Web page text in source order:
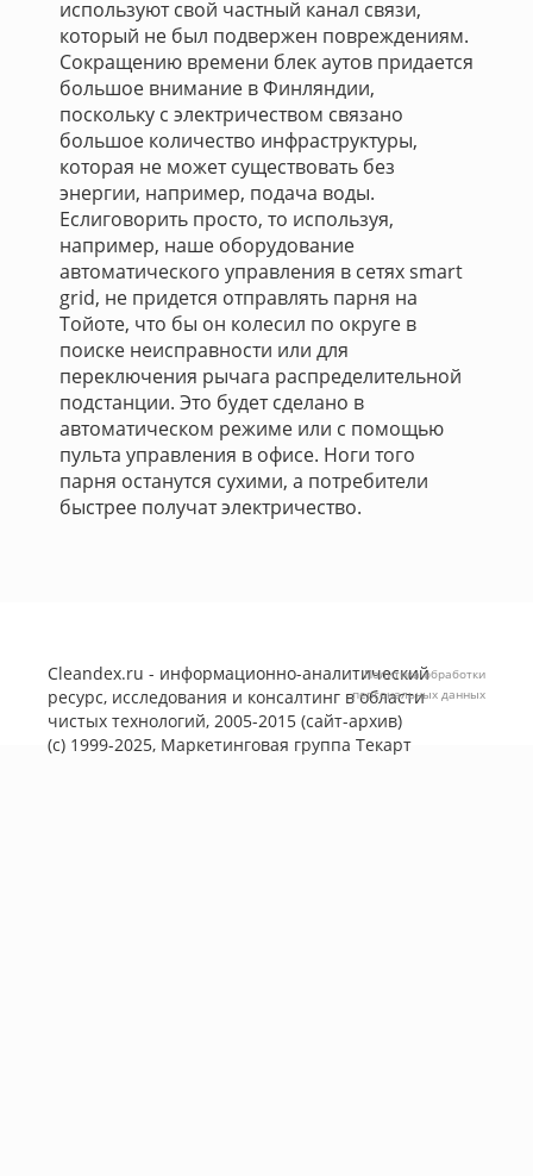
используют свой частный канал связи,
который не был подвержен повреждениям.
Сокращению времени блек аутов придается
большое внимание в Финляндии,
поскольку с электричеством связано
большое количество инфраструктуры,
которая не может существовать без
энергии, например, подача воды.
Еслиговорить просто, то используя,
например, наше оборудование
автоматического управления в сетях smart
grid, не придется отправлять парня на
Тойоте, что бы он колесил по округе в
поиске неисправности или для
переключения рычага распределительной
подстанции. Это будет сделано в
автоматическом режиме или с помощью
пульта управления в офисе. Ноги того
парня останутся сухими, а потребители
быстрее получат электричество.
Cleandex.ru - информационно-аналитический
ресурс, исследования и консалтинг в области
чистых технологий, 2005-2015 (сайт-архив)
(с) 1999-2025, Маркетинговая группа Текарт
Политика обработки
персональных данных